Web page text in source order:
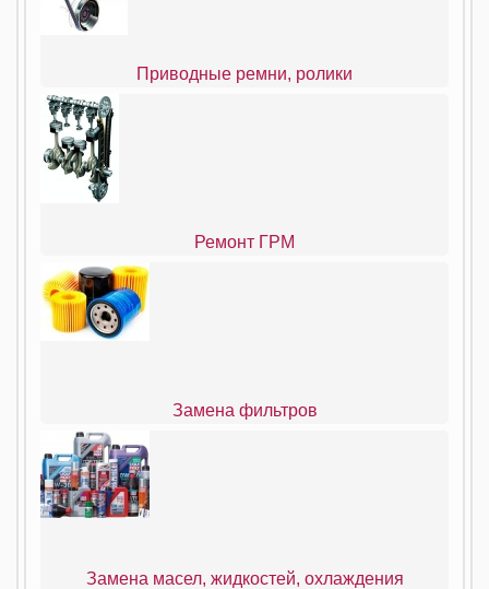
Приводные ремни, ролики
Ремонт ГРМ
Замена фильтров
Замена масел, жидкостей, охлаждения